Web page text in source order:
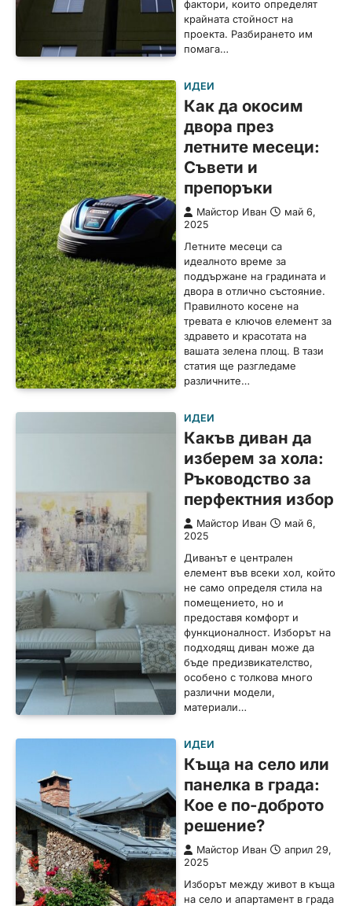
фактори, които определят
крайната стойност на
проекта. Разбирането им
помага…
ИДЕИ
Как да окосим
двора през
летните месеци:
Съвети и
препоръки
Майстор Иван
май 6,
2025
Летните месеци са
идеалното време за
поддържане на градината и
двора в отлично състояние.
Правилното косене на
тревата е ключов елемент за
здравето и красотата на
вашата зелена площ. В тази
статия ще разгледаме
различните…
ИДЕИ
Какъв диван да
изберем за хола:
Ръководство за
перфектния избор
Майстор Иван
май 6,
2025
Диванът е централен
елемент във всеки хол, който
не само определя стила на
помещението, но и
предоставя комфорт и
функционалност. Изборът на
подходящ диван може да
бъде предизвикателство,
особено с толкова много
различни модели,
материали…
ИДЕИ
Къща на село или
панелка в града:
Кое е по-доброто
решение?
Майстор Иван
април 29,
2025
Изборът между живот в къща
на село и апартамент в града